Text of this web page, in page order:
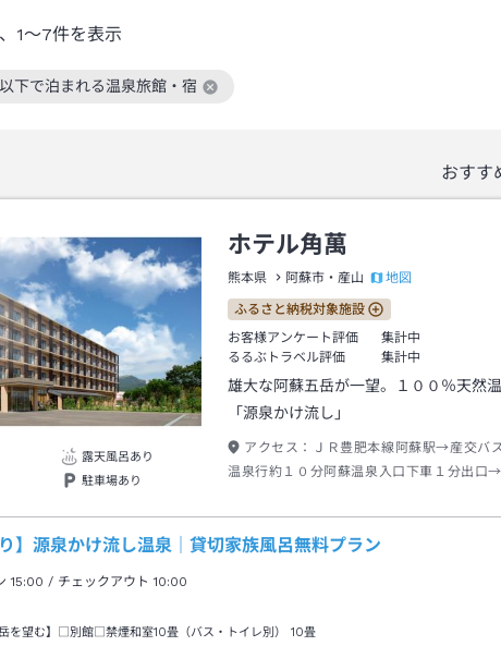
1～7件を表示
下で泊まれる温泉旅館・宿
み条件を解除
おすす
露天風呂あり
駐車場あり
ホテル角萬
熊本県 阿蘇市・産山 地図
ふるさと納税対象施設
お客様アンケート評価
集計中
るるぶトラベル評価
集計中
雄大な阿蘇五岳が一望。１００％天然
「源泉かけ流し」
アクセス：
ＪＲ豊肥本線阿蘇駅→産交バ
温泉行約１０分阿蘇温泉入口下車１分出口
り】源泉かけ流し温泉｜貸切家族風呂無料プラン
15:00 / チェックアウト 10:00
岳を望む】□別館□禁煙和室10畳（バス・トイレ別）
10畳